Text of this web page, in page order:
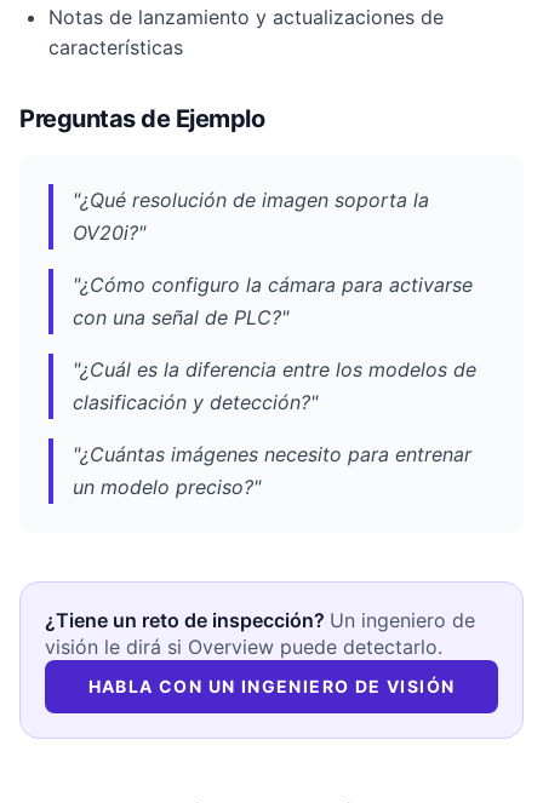
Notas de lanzamiento y actualizaciones de
características
Preguntas de Ejemplo
"¿Qué resolución de imagen soporta la
OV20i?"
"¿Cómo configuro la cámara para activarse
con una señal de PLC?"
"¿Cuál es la diferencia entre los modelos de
clasificación y detección?"
"¿Cuántas imágenes necesito para entrenar
un modelo preciso?"
¿Tiene un reto de inspección? Un ingeniero de
visión le dirá si Overview puede detectarlo.
HABLA CON UN INGENIERO DE VISIÓN